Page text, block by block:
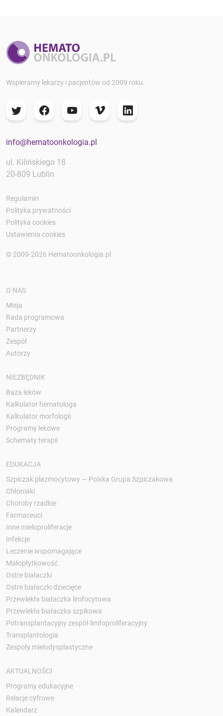
Wspieramy lekarzy i pacjentów od 2009 roku.
info@hematoonkologia.pl
ul. Kilińskiego 18
20-809 Lublin
Regulamin
Polityka prywatności
Polityka cookies
Ustawienia cookies
© 2009-2026 Hematoonkologia.pl
O NAS
Misja
Rada programowa
Partnerzy
Zespół
Autorzy
NIEZBĘDNIK
Baza leków
Kalkulator hematologa
Kalkulator morfologii
Programy lekowe
Schematy terapii
EDUKACJA
Szpiczak plazmocytowy — Polska Grupa Szpiczakowa
Chłoniaki
Choroby rzadkie
Farmaceuci
Inne mieloproliferacje
Infekcje
Leczenie wspomagające
Małopłytkowość
Ostre białaczki
Ostre białaczki dziecięce
Przewlekła białaczka limfocytowa
Przewlekła białaczka szpikowa
Potransplantacyjny zespół limfoproliferacyjny
Transplantologia
Zespoły mielodysplastyczne
AKTUALNOŚCI
Programy edukacyjne
Relacje cyfrowe
Kalendarz